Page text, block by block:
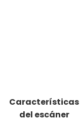
Características
del escáner